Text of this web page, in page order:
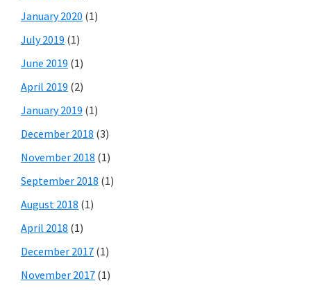
January 2020 (1)
July 2019 (1)
June 2019 (1)
April 2019 (2)
January 2019 (1)
December 2018 (3)
November 2018 (1)
September 2018 (1)
August 2018 (1)
April 2018 (1)
December 2017 (1)
November 2017 (1)